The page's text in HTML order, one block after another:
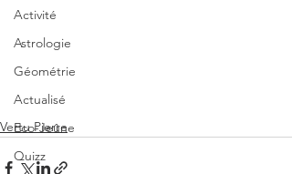
Activité
Astrologie
Géométrie
Actualisé
Eco-Jeûne
Quizz
Vertu Pierre